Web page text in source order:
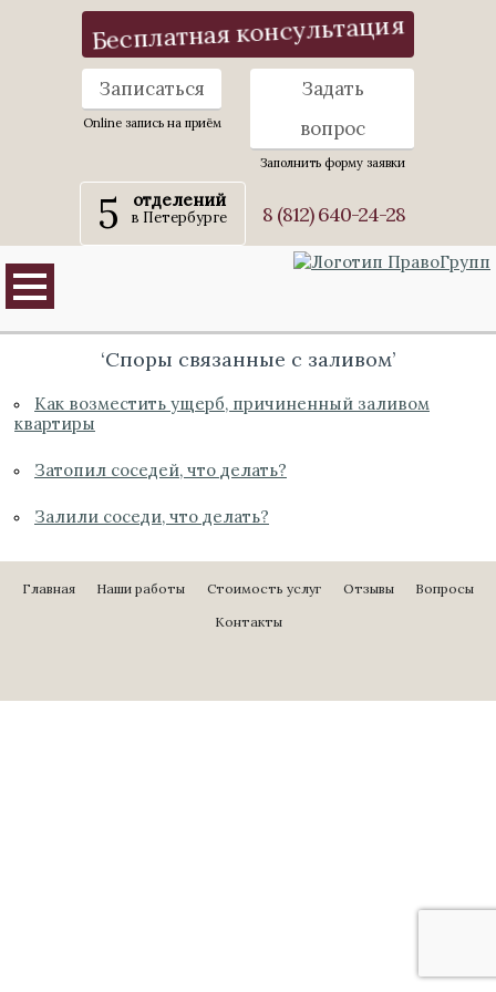
Бесплатная консультация
Записаться
Online запись на приём
Задать
вопрос
Заполнить форму заявки
5 отделений
в Петербурге 8 (812) 640-24-28
‘Споры связанные с заливом’
Как возместить ущерб, причиненный заливом
квартиры
Затопил соседей, что делать?
Залили соседи, что делать?
Главная Наши работы Стоимость услуг Отзывы
Вопросы
Контакты